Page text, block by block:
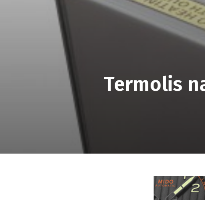
Termolis